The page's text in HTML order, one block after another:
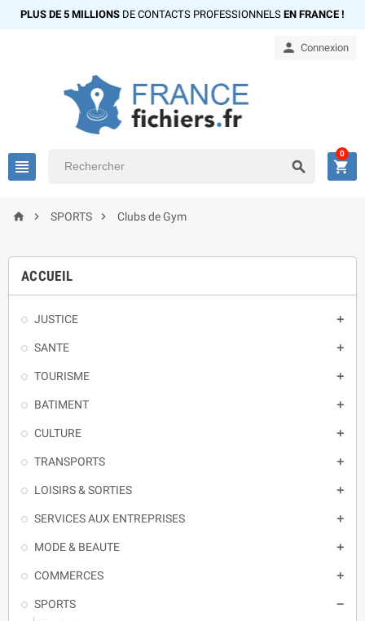
PLUS DE 5 MILLIONS DE CONTACTS PROFESSIONNELS EN FRANCE !
 Connexion
  
0
  SPORTS  Clubs de Gym
ACCUEIL
JUSTICE 
SANTE 
TOURISME 
BATIMENT 
CULTURE 
TRANSPORTS 
LOISIRS & SORTIES 
SERVICES AUX ENTREPRISES 
MODE & BEAUTE 
COMMERCES 
SPORTS 